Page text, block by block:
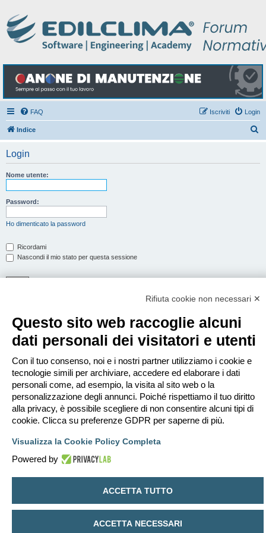
FAQ Login
Iscriviti
Indice
Login
Nome utente:
Password:
Ho dimenticato la password
Ricordami
Nascondi il mio stato per questa sessione
Per eseguire il login devi essere registrato. La registrazione richiede solo
pochi secondi e garantisce l’accesso alle funzioni avanzate. L’amministratore
può anche dare permessi speciali agli utenti. Prima di eseguire il login
assicurati di aver letto i termini d’uso e le varie regole.
Condizioni d’uso
Trattamento dei dati personali
Indice Tutti gli orari sono
Cancella cookie
Contattaci
Creato daphpBB® Forum Software © phpBB Limited
Traduzione Italiana
Rifiuta cookie non necessari ✕
Questo sito web raccoglie alcuni
dati personali dei visitatori e utenti
Con il tuo consenso, noi e i nostri partner utilizziamo i cookie e
tecnologie simili per archiviare, accedere ed elaborare i dati
personali come, ad esempio, la visita al sito web o la
personalizzazione degli annunci. Poiché rispettiamo il tuo diritto
alla privacy, è possibile scegliere di non consentire alcuni tipi di
cookie. Clicca su preferenze GDPR per saperne di più.
Visualizza la Cookie Policy Completa
Powered by
ACCETTA TUTTO
ACCETTA NECESSARI